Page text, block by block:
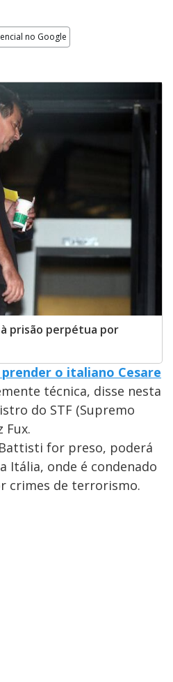
no Google
prisão perpétua por
o italiano Cesare
técnica, disse nesta
do STF (Supremo
Fux.
for preso, poderá
Itália, onde é condenado
crimes de terrorismo.